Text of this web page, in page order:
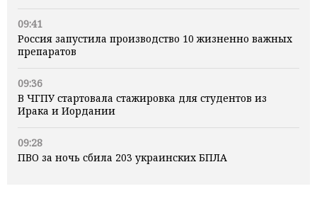
09:41
Россия запустила производство 10 жизненно важных
препаратов
09:36
В ЧГПУ стартовала стажировка для студентов из
Ирака и Иордании
09:28
ПВО за ночь сбила 203 украинских БПЛА